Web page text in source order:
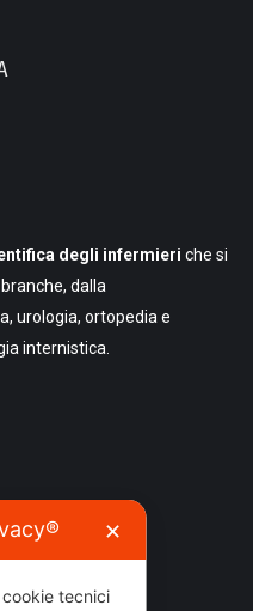
degli infermieri che si
dalla
urologia, ortopedia e
internistica.
✕
tecnici